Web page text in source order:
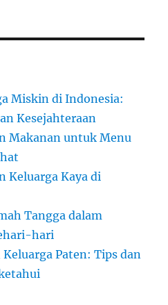
Miskin di Indonesia:
Kesejahteraan
Makanan untuk Menu
Keluarga Kaya di
Tangga dalam
hari
Paten: Tips dan